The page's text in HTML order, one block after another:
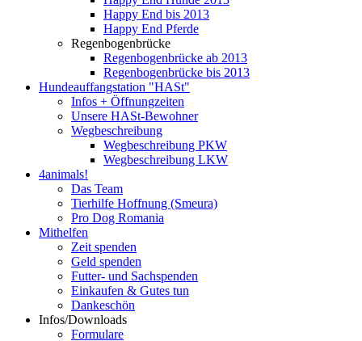
Happy End bis 2013
Happy End Pferde
Regenbogenbrücke
Regenbogenbrücke ab 2013
Regenbogenbrücke bis 2013
Hundeauffangstation "HASt"
Infos + Öffnungzeiten
Unsere HASt-Bewohner
Wegbeschreibung
Wegbeschreibung PKW
Wegbeschreibung LKW
4animals!
Das Team
Tierhilfe Hoffnung (Smeura)
Pro Dog Romania
Mithelfen
Zeit spenden
Geld spenden
Futter- und Sachspenden
Einkaufen & Gutes tun
Dankeschön
Infos/Downloads
Formulare